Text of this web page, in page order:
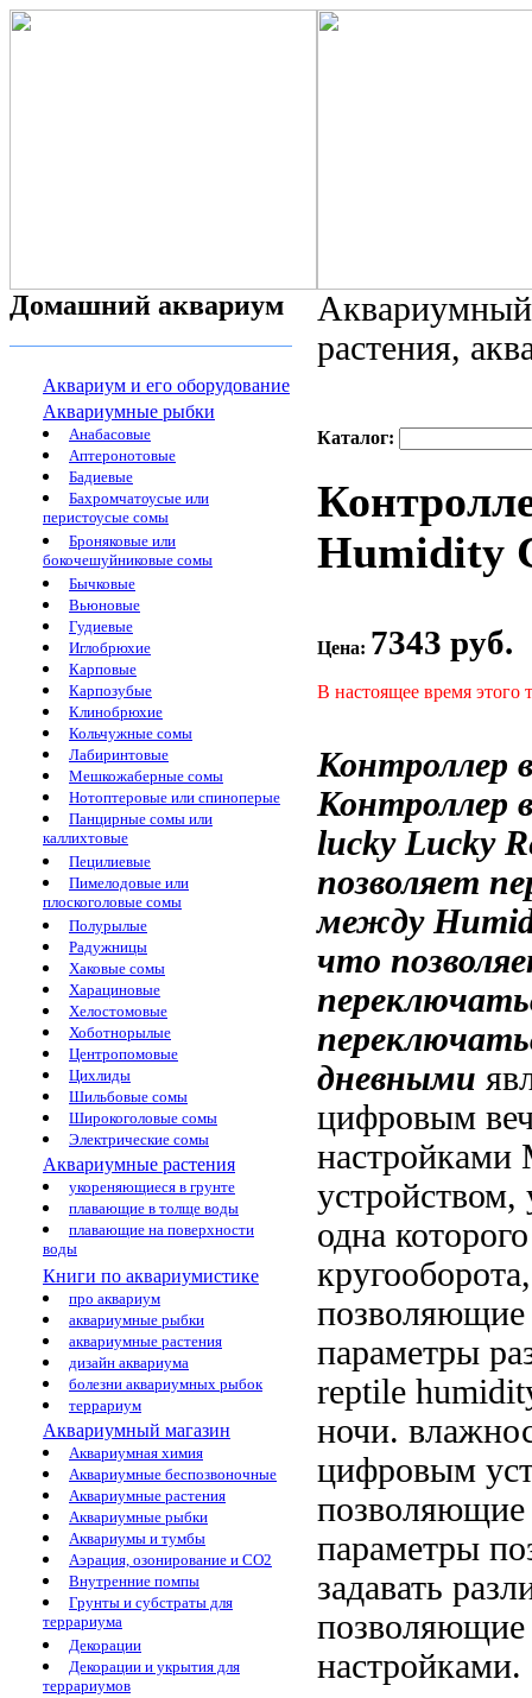
Домашний аквариум
Аквариум и его оборудование
Аквариумные рыбки
Анабасовые
Аптеронотовые
Бадиевые
Бахромчатоусые или
перистоусые сомы
Броняковые или
бокочешуйниковые сомы
Бычковые
Вьюновые
Гудиевые
Иглобрюхие
Карповые
Карпозубые
Клинобрюхие
Кольчужные сомы
Лабиринтовые
Мешкожаберные сомы
Нотоптеровые или спиноперые
Панцирные сомы или
каллихтовые
Пецилиевые
Пимелодовые или
плоскоголовые сомы
Полурылые
Радужницы
Хаковые сомы
Харациновые
Хелостомовые
Хоботнорылые
Центропомовые
Цихлиды
Шильбовые сомы
Широкоголовые сомы
Электрические сомы
Аквариумные растения
укореняющиеся в грунте
плавающие в толще воды
плавающие на поверхности
воды
Книги по аквариумистике
про аквариум
аквариумные рыбки
аквариумные растения
дизайн аквариума
болезни аквариумных рыбок
террариум
Аквариумный магазин
Аквариумная химия
Аквариумные беспозвоночные
Аквариумные растения
Аквариумные рыбки
Аквариумы и тумбы
Аэрация, озонирование и CO2
Внутренние помпы
Грунты и субстраты для
террариума
Декорации
Декорации и укрытия для
террариумов
растения,
Каталог:
Humidity
Цена: 7343 руб.
В настоящее время этого
Контроллер
Контроллер
luckyLucky
позволяет
между
что
дневными
цифровым
одна
позволяющие
параметры
reptile
ночи.
цифровым
позволяющие
параметры
задавать
позволяющие
настройками.